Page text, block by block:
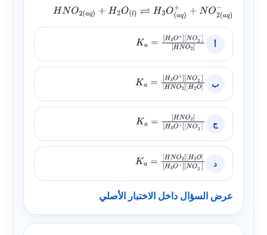
HNO2(aq) +H 2O(l)⇌H3O(aq)++N O2(aq)−
أ K a=[ H3O+][NO2−
ب K a=[ H3O+][NO2−
ج Ka =[ HNO2][H3O+
د Ka= [HNO2][H2O
عرض السؤال داخل الاختبار الأصلي